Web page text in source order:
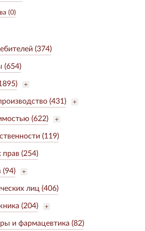
(0)
(374)
(431)
(622)
(119)
(254)
(94)
лиц (406)
(204)
и фармацевтика (82)